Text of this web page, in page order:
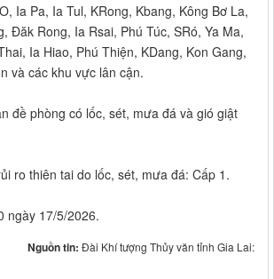
Ia Pa, Ia Tul, KRong, Kbang, Kông Bơ La,
Đăk Rong, Ia Rsai, Phú Túc, SRó, Ya Ma,
Ia Hiao, Phú Thiện, KDang, Kon Gang,
và các khu vực lân cận.
đề phòng có lốc, sét, mưa đá và gió giật
ro thiên tai do lốc, sét, mưa đá: Cấp 1.
ngày 17/5/2026.
Nguồn tin: Đài Khí tượng Thủy văn tỉnh Gia Lai: